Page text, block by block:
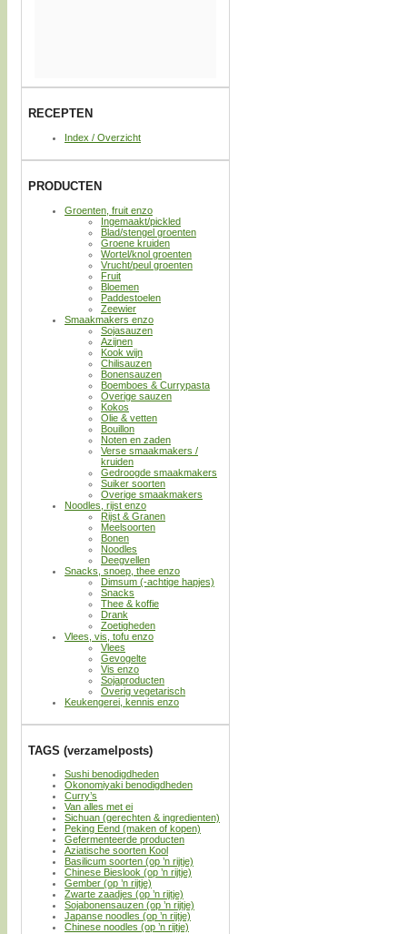
RECEPTEN
Index / Overzicht
PRODUCTEN
Groenten, fruit enzo
Ingemaakt/pickled
Blad/stengel groenten
Groene kruiden
Wortel/knol groenten
Vrucht/peul groenten
Fruit
Bloemen
Paddestoelen
Zeewier
Smaakmakers enzo
Sojasauzen
Azijnen
Kook wijn
Chilisauzen
Bonensauzen
Boemboes & Currypasta
Overige sauzen
Kokos
Olie & vetten
Bouillon
Noten en zaden
Verse smaakmakers /
kruiden
Gedroogde smaakmakers
Suiker soorten
Overige smaakmakers
Noodles, rijst enzo
Rijst & Granen
Meelsoorten
Bonen
Noodles
Deegvellen
Snacks, snoep, thee enzo
Dimsum (-achtige hapjes)
Snacks
Thee & koffie
Drank
Zoetigheden
Vlees, vis, tofu enzo
Vlees
Gevogelte
Vis enzo
Sojaproducten
Overig vegetarisch
Keukengerei, kennis enzo
TAGS (verzamelposts)
Sushi benodigdheden
Okonomiyaki benodigdheden
Curry’s
Van alles met ei
Sichuan (gerechten & ingredienten)
Peking Eend (maken of kopen)
Gefermenteerde producten
Aziatische soorten Kool
Basilicum soorten (op ’n rijtje)
Chinese Bieslook (op ’n rijtje)
Gember (op ’n rijtje)
Zwarte zaadjes (op ’n rijtje)
Sojabonensauzen (op ’n rijtje)
Japanse noodles (op ’n rijtje)
Chinese noodles (op ’n rijtje)